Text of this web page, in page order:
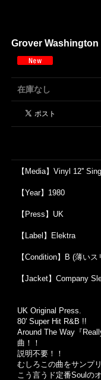
Grover Washington
在庫なし
【Media】Vinyl 12''
【Year】1980
【Press】UK
【Label】Elektra
【Condition】B (薄いス
【Jacket】Company
UK Original Press.
80' Super Hit R&B !!
Around The Way『
曲！！
説明不要！！
むしろこの曲をサンプ
こう言うド定番Soulの